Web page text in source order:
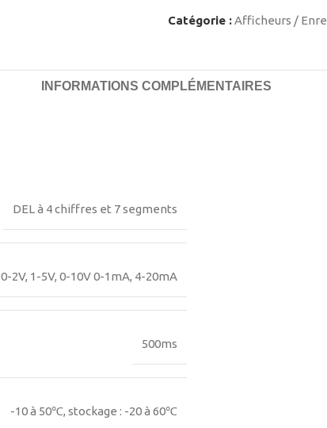
Catégorie :Afficheurs /
INFORMATIONS COMPLÉMENTAIRES
DEL à 4 chiffres et 7 segments
0-2V, 1-5V, 0-10V 0-1mA, 4-20mA
500ms
-10 à 50℃, stockage : -20 à 60℃